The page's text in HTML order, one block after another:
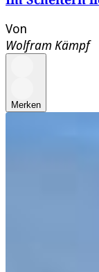
Von
Wolfram Kämpf
Merken